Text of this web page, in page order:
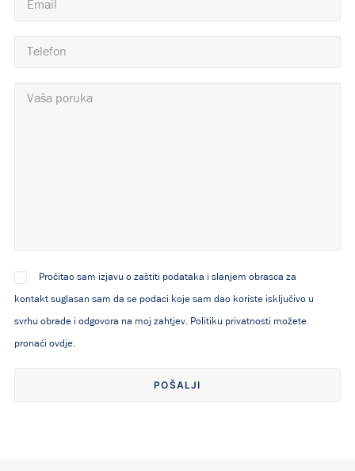
Pročitao sam izjavu o zaštiti podataka i slanjem obrasca za
kontakt suglasan sam da se podaci koje sam dao koriste isključivo u
svrhu obrade i odgovora na moj zahtjev. Politiku privatnosti možete
pronaći ovdje.